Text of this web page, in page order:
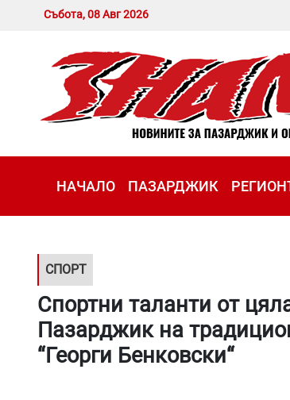
Събота, 08 Авг 2026
НАЧАЛО ПАЗАРДЖИК
СПОРТ
Спортни таланти от
Пазарджик на
“Георги Бенковски“